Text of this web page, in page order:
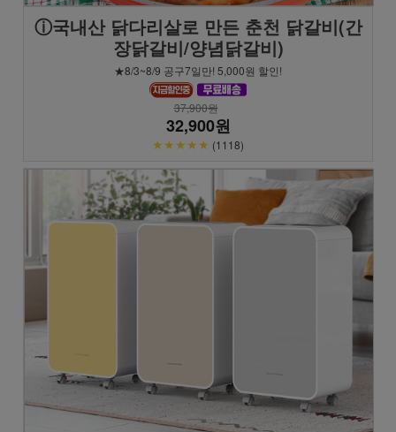
ⓘ국내산 닭다리살로 만든 춘천 닭갈비(간
장닭갈비/양념닭갈비)
★8/3~8/9 공구7일만! 5,000원 할인!
37,900원
32,900원
★★★★★ (1118)